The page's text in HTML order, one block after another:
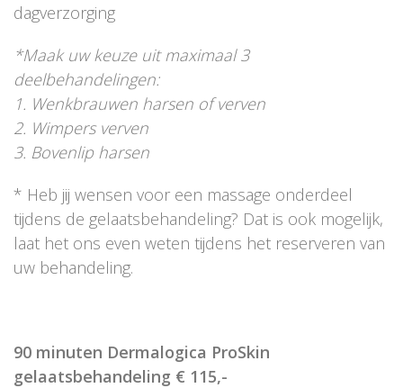
dagverzorging
*Maak uw keuze uit maximaal 3
deelbehandelingen:
1. Wenkbrauwen harsen of verven
2. Wimpers verven
3. Bovenlip harsen
* Heb jij wensen voor een massage onderdeel
tijdens de gelaatsbehandeling? Dat is ook mogelijk,
laat het ons even weten tijdens het reserveren van
uw behandeling.
90 minuten Dermalogica ProSkin
gelaatsbehandeling € 115,-